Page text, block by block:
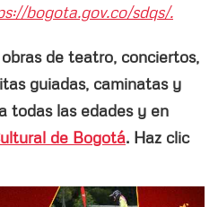
bogota.gov.co/sdqs/.
de teatro, conciertos,
guiadas, caminatas y
todas las edades y en
de Bogotá. Haz clic